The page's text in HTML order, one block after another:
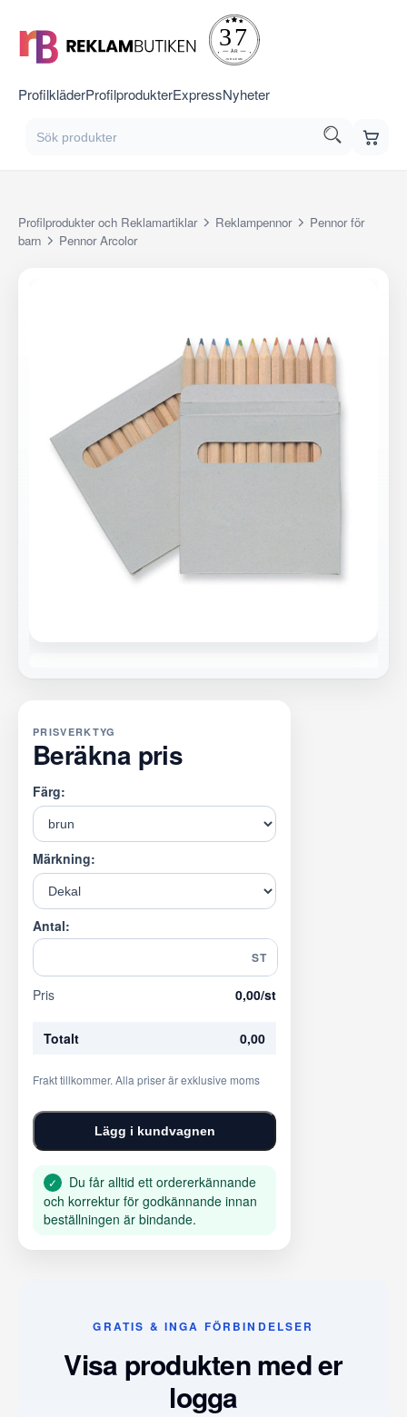
ProfilkläderProfilprodukterExpressNyheter
Profilprodukter och Reklamartiklar Reklampennor
Pennor för
barn
Pennor Arcolor
PRISVERKTYG
Beräkna pris
Färg:
Märkning:
Antal:
ST
Pris 0,00/st
Totalt 0,00
Frakt tillkommer. Alla priser är exklusive moms
Lägg i kundvagnen
✓
Du får alltid ett ordererkännande
och korrektur för godkännande innan
beställningen är bindande.
GRATIS & INGA FÖRBINDELSER
Visa produkten med er
logga